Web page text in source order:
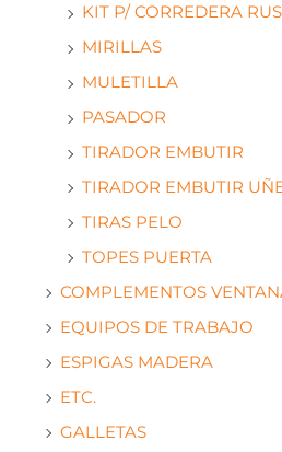
KIT P/ CORREDERA
MIRILLAS
MULETILLA
PASADOR
TIRADOR EMBUTIR
TIRADOR EMBUTIR
TIRAS PELO
TOPES PUERTA
COMPLEMENTOS
EQUIPOS DE TRABAJO
ESPIGAS MADERA
ETC.
GALLETAS